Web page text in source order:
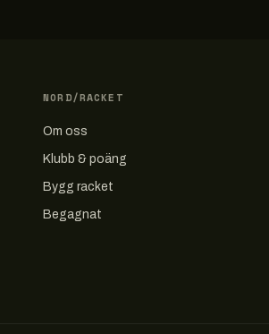
NORD/RACKET
Om oss
Klubb & poäng
Bygg racket
Begagnat